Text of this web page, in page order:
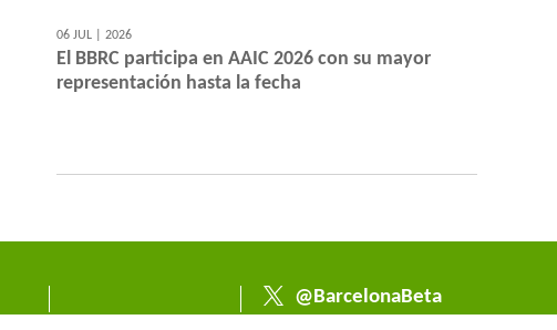
06 JUL | 2026
El BBRC participa en AAIC 2026 con su mayor
representación hasta la fecha
@BarcelonaBeta